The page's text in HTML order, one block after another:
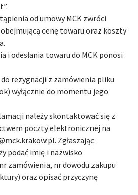
od umowy MCK zwróci
cenę towaru oraz koszty
i odesłania towaru do MCK ponosi
rezygnacji z zamówienia pliku
wyłącznie do momentu jego
należy skontaktować się z
poczty elektronicznej na
Zgłaszając
podać imię i nazwisko
zamówienia, nr dowodu zakupu
oraz opisać przyczynę